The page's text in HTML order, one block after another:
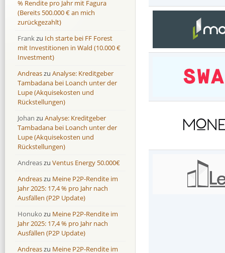
Finbee (CZK)
0,0 %
HeavyFinance
IUVO Group
-32,2 %
Lenndy
-314,6 %
Moncera
8,0 %
Monestro
9,1 %
Neo Finance
Omaraha
16,4 %
Finbee (CZK)
0,0 %
HeavyFinance
IUVO Group
-55,0 %
Lenndy
146,5 %
Moncera
11,1 %
Monestro
>1000%
Neo Finance
Omaraha
18,0 %
% Rendite pro Jahr mit Fagura
(Bereits 500.000 € an mich
zurückgezahlt)
Frankzu Ich starte bei FF Forest
mit Investitionen in Wald (10.000 €
Investment)
Andreaszu Analyse: Kreditgeber
Tambadana bei Loanch unter der
Lupe (Akquisekosten und
Rückstellungen)
Johan zu Analyse: Kreditgeber
Tambadana bei Loanch unter der
Lupe (Akquisekosten und
Rückstellungen)
Andreaszu Ventus Energy 50.000€
Andreaszu Meine P2P-Rendite im
Jahr 2025: 17,4 % pro Jahr nach
Ausfällen (P2P Update)
Honuko zu Meine P2P-Rendite im
Jahr 2025: 17,4 % pro Jahr nach
Ausfällen (P2P Update)
Andreaszu Meine P2P-Rendite im